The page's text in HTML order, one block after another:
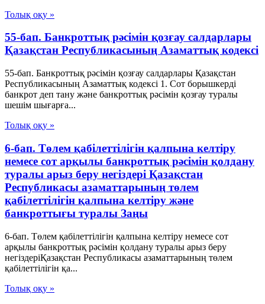
Толық оқу »
55-бап. Банкроттық рәсімін қозғау салдарлары
Қазақстан Республикасының Азаматтық кодексi
55-бап. Банкроттық рәсімін қозғау салдарлары Қазақстан
Республикасының Азаматтық кодексi 1. Сот борышкерді
банкрот деп тану және банкроттық рәсімін қозғау туралы
шешім шығарға...
Толық оқу »
6-бап. Төлем қабілеттілігін қалпына келтіру
немесе сот арқылы банкроттық рәсімін қолдану
туралы арыз беру негіздері Қазақстан
Республикасы азаматтарының төлем
қабілеттілігін қалпына келтіру және
банкроттығы туралы Заңы
6-бап. Төлем қабілеттілігін қалпына келтіру немесе сот
арқылы банкроттық рәсімін қолдану туралы арыз беру
негіздеріҚазақстан Республикасы азаматтарының төлем
қабілеттілігін қа...
Толық оқу »